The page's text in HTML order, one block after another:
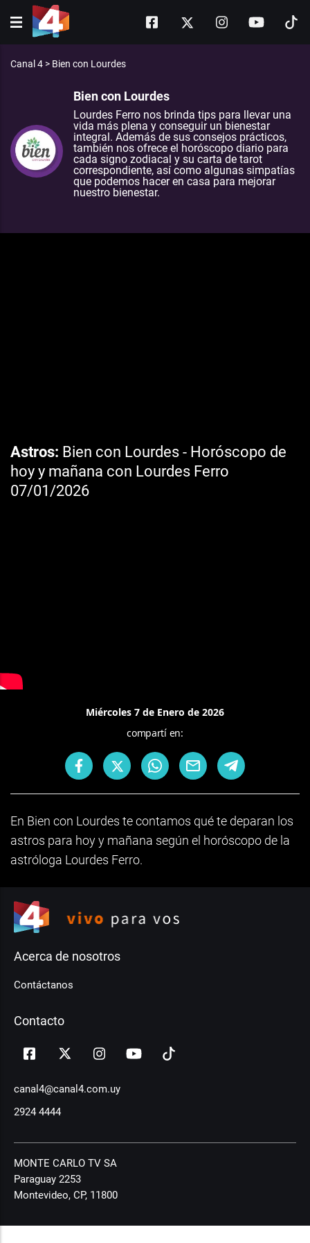
Canal 4 > Bien con Lourdes
Bien con Lourdes
Lourdes Ferro nos brinda tips para llevar una
vida más plena y conseguir un bienestar
integral. Además de sus consejos prácticos,
también nos ofrece el horóscopo diario para
cada signo zodiacal y su carta de tarot
correspondiente, así como algunas simpatías
que podemos hacer en casa para mejorar
nuestro bienestar.
Astros Bien con Lourdes - Horóscopo de
hoy y mañana con Lourdes Ferro
07/01/2026
Miércoles 7 de Enero de 2026
compartí en:
En Bien con Lourdes te contamos qué te deparan los
astros para hoy y mañana según el horóscopo de la
astróloga Lourdes Ferro.
Acerca de nosotros
Contáctanos
Contacto
canal4@canal4.com.uy
2924 4444
MONTE CARLO TV SA
Paraguay 2253
Montevideo, CP, 11800